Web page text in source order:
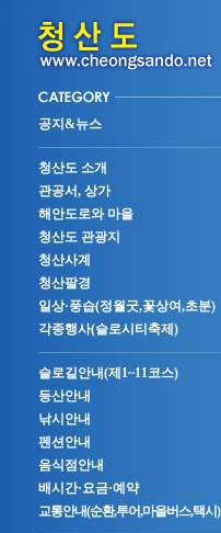
공지&뉴스
청산도 소개
관공서, 상가
해안도로와 마을
청산도 관광지
청산사계
청산팔경
일상·풍습(정월굿,꽃상여,초분)
각종행사(슬로시티축제)
슬로길안내(제1~11코스)
등산안내
낚시안내
펜션안내
음식점안내
배시간·요금·예약
교통안내(순환,투어,마을버스,택시)